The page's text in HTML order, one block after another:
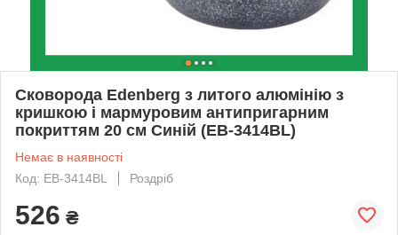
Сковорода Edenberg з литого алюмінію з
кришкою і мармуровим антипригарним
покриттям 20 см Синій (EB-3414BL)
Немає в наявності
Код: EB-3414BL
Роздріб
526 ₴